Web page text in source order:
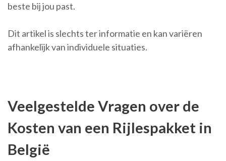
beste bij jou past.
Dit artikel is slechts ter informatie en kan variëren
afhankelijk van individuele situaties.
Veelgestelde Vragen over de
Kosten van een Rijlespakket in
België